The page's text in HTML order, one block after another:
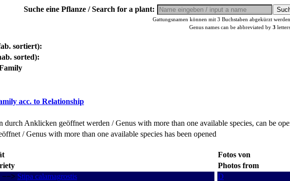
Suche eine Pflanze / Search for a plant:
Gattungsnamen können mit 3 Buchstaben abgekürzt
Genus names can be abbreviated by 3
sortiert):
sorted):
acc. to Relationship
Anklicken geöffnet werden / Genus with more than one available species, can be
/ Genus with more than one available species has been opened
Fotos von
Photos from
−−> Stipa calamagrostis
D